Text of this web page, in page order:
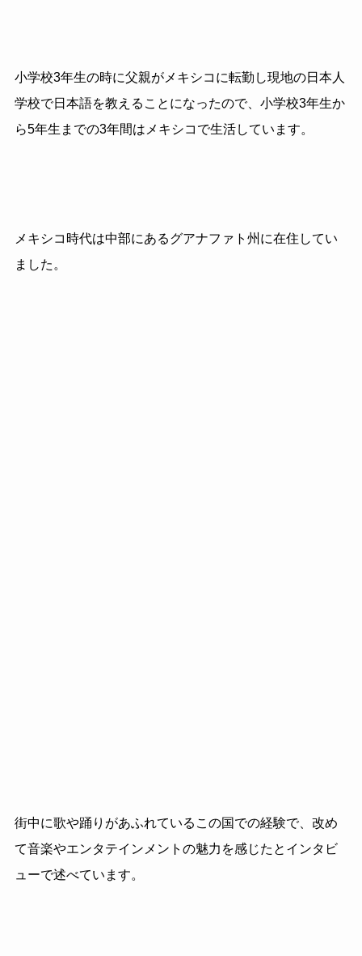
小学校3年生の時に父親がメキシコに転勤し現地の日本人
学校で日本語を教えることになったので、小学校3年生か
ら5年生までの3年間はメキシコで生活しています。
メキシコ時代は中部にあるグアナファト州に在住してい
ました。
街中に歌や踊りがあふれているこの国での経験で、改め
て音楽やエンタテインメントの魅力を感じたとインタビ
ューで述べています。